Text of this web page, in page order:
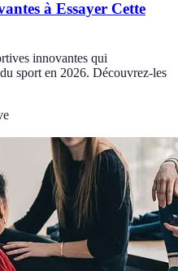
à Essayer Cette
innovantes qui
sport en 2026. Découvrez-les